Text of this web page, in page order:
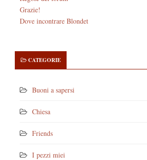
Grazie!
Dove incontrare Blondet
CATEGORIE
Buoni a sapersi
Chiesa
Friends
I pezzi miei